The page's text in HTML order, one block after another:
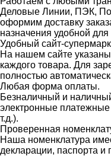
Деловые Линии, ПЭК,
оформим доставку
назначения удобной для
Удобный сайт-
На нашем сайте
каждого товара. Для
полностью
Любая форма оплаты.
Безналичный и
электронные
т.д.).
Проверенная
Наша номенклатура
декларации, паспорта и